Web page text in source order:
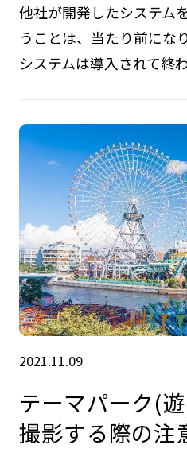
他社が開発したシステム
うことは、当たり前にな
システムは導入されて終
2021.11.09
テーマパーク(
撮影する際の注